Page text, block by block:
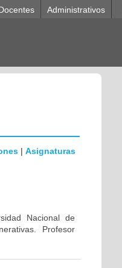
Administrativos
| Asignaturas
Nacional de
Profesor